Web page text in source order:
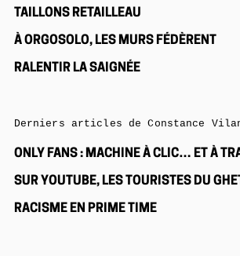
TAILLONS RETAILLEAU
À ORGOSOLO, LES MURS FÉDÈRENT
RALENTIR LA SAIGNÉE
Derniers articles de Constance
ONLY FANS : MACHINE À CLIC… ET À
SUR YOUTUBE, LES TOURISTES DU
RACISME EN PRIME TIME